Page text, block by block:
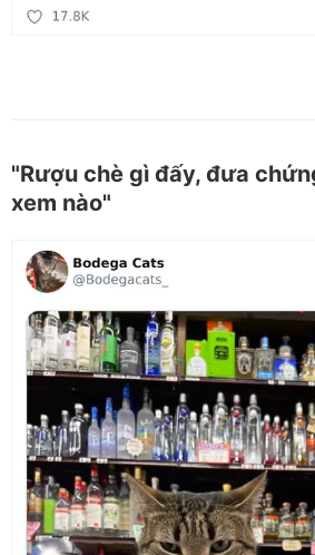
"Rượu chè gì đấy, đưa
xem nào"